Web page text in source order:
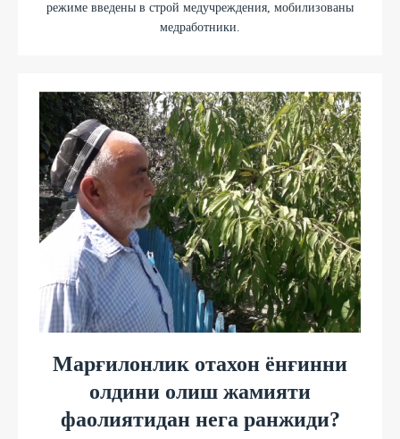
режиме введены в строй медучреждения, мобилизованы
медработники.
Марғилонлик отахон ёнғинни
олдини олиш жамияти
фаолиятидан нега ранжиди?